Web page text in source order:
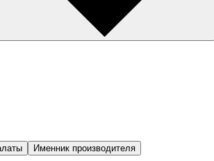
Именник производителя